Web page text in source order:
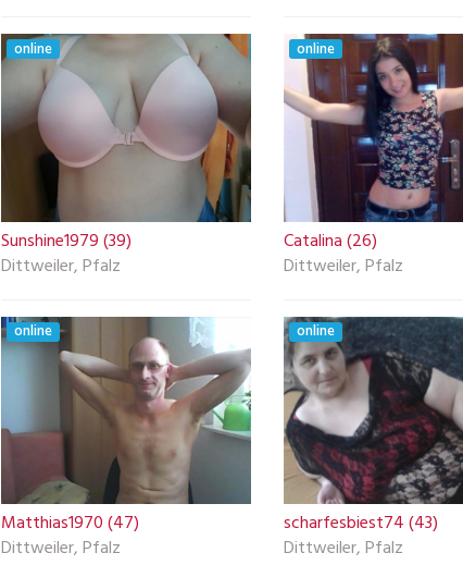
online
Sunshine1979 (39)
Dittweiler, Pfalz
online
Catalina (26)
Dittweiler, Pfalz
online
Matthias1970 (47)
Dittweiler, Pfalz
online
scharfesbiest74 (43)
Dittweiler, Pfalz